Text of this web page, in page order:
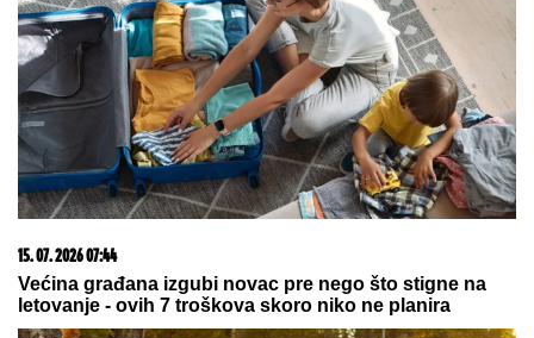
15. 07. 2026 07:44
Većina građana izgubi novac pre nego što stigne na
letovanje - ovih 7 troškova skoro niko ne planira